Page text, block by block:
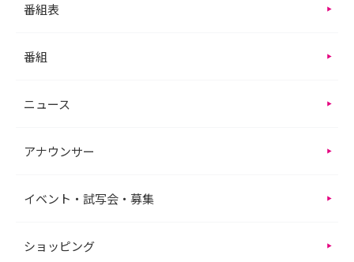
番組表
番組
ニュース
アナウンサー
イベント・試写会・募集
ショッピング